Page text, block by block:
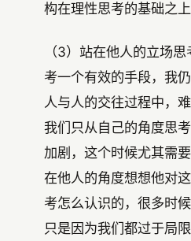
构在理性思考的基础之上
（3）站在他人的立场
考一个有效的手段，我
人与人的交往过程中，
我们只从自己的角度思
加剧，这个时候尤其需
在他人的角度想想他对
考怎么认识的，很多时
只是因为我们都过于局